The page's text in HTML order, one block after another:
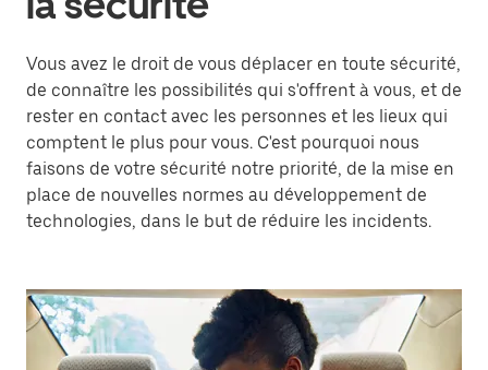
Vous avez le droit de vous déplacer en toute sécurité,
de connaître les possibilités qui s'offrent à vous, et de
rester en contact avec les personnes et les lieux qui
comptent le plus pour vous. C'est pourquoi nous
faisons de votre sécurité notre priorité, de la mise en
place de nouvelles normes au développement de
technologies, dans le but de réduire les incidents.